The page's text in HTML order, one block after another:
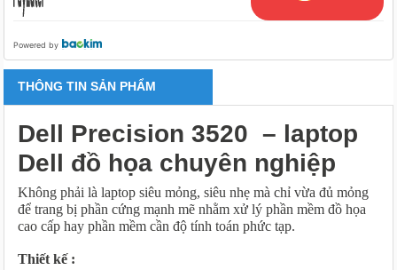
Powered by
THÔNG TIN SẢN PHẨM
Dell Precision 3520 – laptop
Dell đồ họa chuyên nghiệp
Không phải là laptop siêu mỏng, siêu nhẹ mà chỉ vừa đủ mỏng
để trang bị phần cứng mạnh mẽ nhằm xử lý phần mềm đồ họa
cao cấp hay phần mềm cần độ tính toán phức tạp.
Thiết kế :